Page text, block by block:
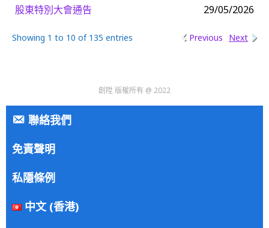
股東特別大會通告 29/05/2026
Showing 1 to 10 of 135 entries Previous Next
創陞 版權所有 @ 2022
聯絡我們
免責聲明
私隱條例
中文 (香港)